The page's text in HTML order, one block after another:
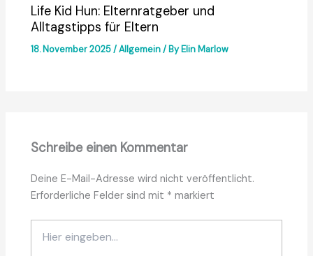
Life Kid Hun: Elternratgeber und
Alltagstipps für Eltern
18. November 2025/Allgemein/ ByElin Marlow
Schreibe einen Kommentar
Deine E-Mail-Adresse wird nicht veröffentlicht.
Erforderliche Felder sind mit * markiert
eingeben…